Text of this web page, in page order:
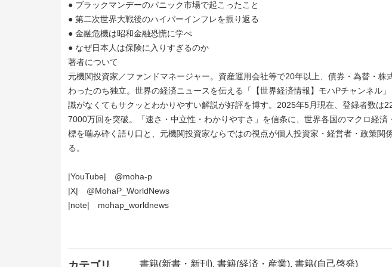
● ブラックマンデーのパニック市場で起こったこと
● 第二次世界大戦後のハイパーインフレを振り返る
● 金融危機は昭和金融恐慌に学べ
● なぜ日本人は保険に入りすぎるのか
著者について
元機関投資家／ファンドマネージャー。資産運用会社等で20年以上、債券・為替・
わったのち独立。世界の経済ニュースを伝える「【世界経済情報】モハPチャンネル
識がなくてもサクッとわかりやすい解説が好評を博す。2025年5月現在、登録者数は
7000万回を突破。「速さ・中立性・わかりやすさ」を信条に、世界各国のマクロ経
標を噛み砕く語り口と、元機関投資家ならではの視点が個人投資家・経営者・政策関
る。
|YouTube| @moha-p
|X| @MohaP_WorldNews
|note| mohap_worldnews
書籍(新書・新刊), 書籍(経済・産業), 書籍(自己啓発)